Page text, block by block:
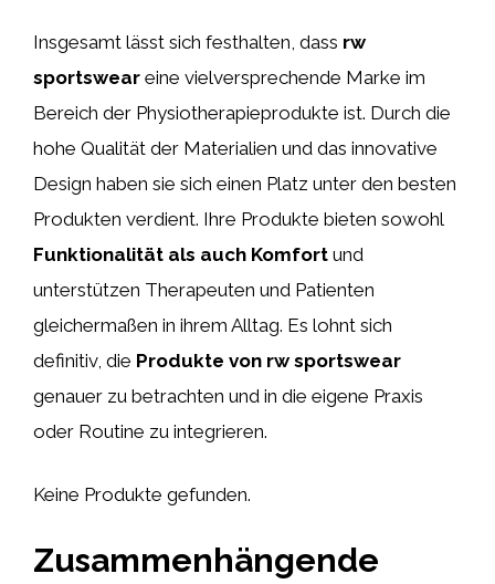
Insgesamt lässt sich festhalten, dass rw
sportswear eine vielversprechende Marke im
Bereich der Physiotherapieprodukte ist. Durch die
hohe Qualität der Materialien und das innovative
Design haben sie sich einen Platz unter den besten
Produkten verdient. Ihre Produkte bieten sowohl
Funktionalität als auch Komfort und
unterstützen Therapeuten und Patienten
gleichermaßen in ihrem Alltag. Es lohnt sich
definitiv, die Produkte von rw sportswear
genauer zu betrachten und in die eigene Praxis
oder Routine zu integrieren.
Keine Produkte gefunden.
Zusammenhängende